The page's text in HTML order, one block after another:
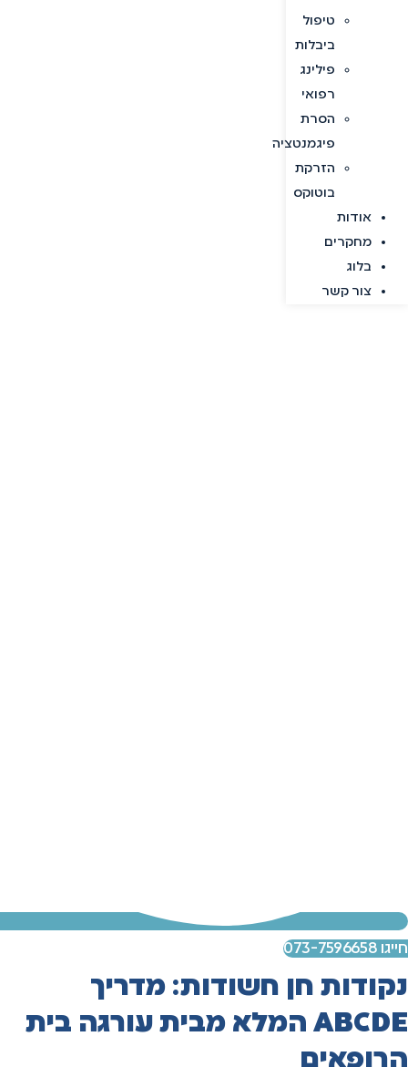
טיפול
ביבלות
פילינג
רפואי
הסרת
פיגמנטציה
הזרקת
בוטוקס
אודות
מחקרים
בלוג
צור קשר
חייגו 073-7596658
נקודות חן חשודות: מדריך
ABCDE המלא מבית עורגה בית
הרופאים